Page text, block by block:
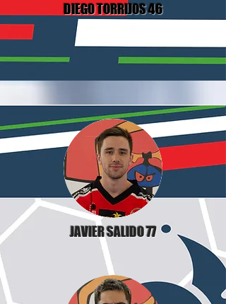
DIEGO TORRIJOS 46
JAVIER SALIDO 77